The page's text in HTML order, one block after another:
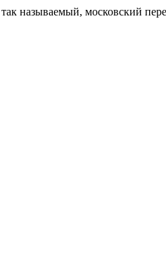
называемый, московский